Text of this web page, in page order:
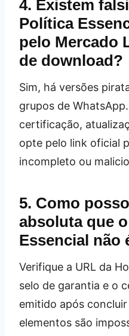
4. Existem
Política
pelo Mercado
de download?
Sim, há versões
grupos de
certificação,
opte pelo link oficial
incompleto ou
5. Como
absoluta que
Essencial não
Verifique a URL da
selo de garantia e o
emitido após concluir
elementos são